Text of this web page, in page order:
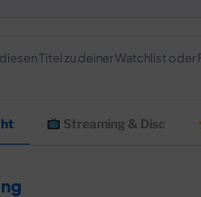
Titel zu deiner Watchlist oder
Streaming & Disc